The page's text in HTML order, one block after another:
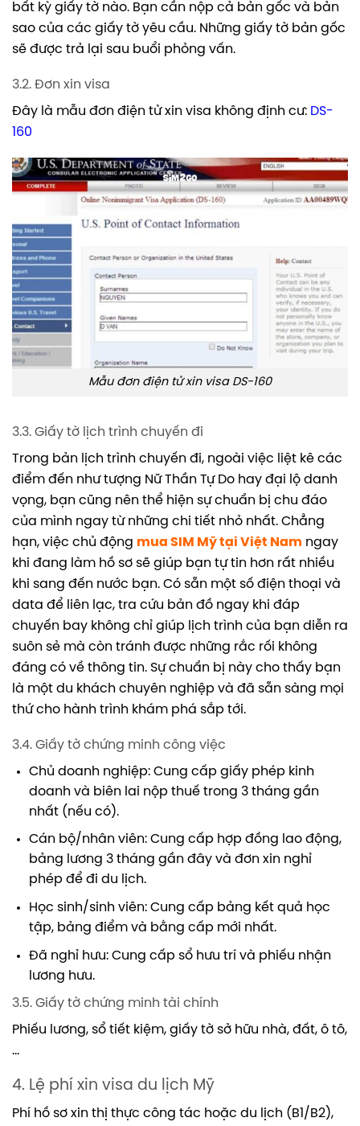
bất kỳ giấy tờ nào. Bạn cần nộp cả bản gốc và bản
sao của các giấy tờ yêu cầu. Những giấy tờ bản gốc
sẽ được trả lại sau buổi phỏng vấn.
3.2. Đơn xin visa
Đây là mẫu đơn điện tử xin visa không định cư: DS-
160
Mẫu đơn điện tử xin visa DS-160
3.3. Giấy tờ lịch trình chuyến đi
Trong bản lịch trình chuyến đi, ngoài việc liệt kê các
điểm đến như tượng Nữ Thần Tự Do hay đại lộ danh
vọng, bạn cũng nên thể hiện sự chuẩn bị chu đáo
của mình ngay từ những chi tiết nhỏ nhất. Chẳng
hạn, việc chủ động mua SIM Mỹ tại Việt Nam ngay
khi đang làm hồ sơ sẽ giúp bạn tự tin hơn rất nhiều
khi sang đến nước bạn. Có sẵn một số điện thoại và
data để liên lạc, tra cứu bản đồ ngay khi đáp
chuyến bay không chỉ giúp lịch trình của bạn diễn ra
suôn sẻ mà còn tránh được những rắc rối không
đáng có về thông tin. Sự chuẩn bị này cho thấy bạn
là một du khách chuyên nghiệp và đã sẵn sàng mọi
thứ cho hành trình khám phá sắp tới.
3.4. Giấy tờ chứng minh công việc
Chủ doanh nghiệp: Cung cấp giấy phép kinh
doanh và biên lai nộp thuế trong 3 tháng gần
nhất (nếu có).
Cán bộ/nhân viên: Cung cấp hợp đồng lao động,
bảng lương 3 tháng gần đây và đơn xin nghỉ
phép để đi du lịch.
Học sinh/sinh viên: Cung cấp bảng kết quả học
tập, bảng điểm và bằng cấp mới nhất.
Đã nghỉ hưu: Cung cấp sổ hưu trí và phiếu nhận
lương hưu.
3.5. Giấy tờ chứng minh tài chính
Phiếu lương, sổ tiết kiệm, giấy tờ sở hữu nhà, đất, ô tô,
…
4. Lệ phí xin visa du lịch Mỹ
Phí hồ sơ xin thị thực công tác hoặc du lịch (B1/B2),